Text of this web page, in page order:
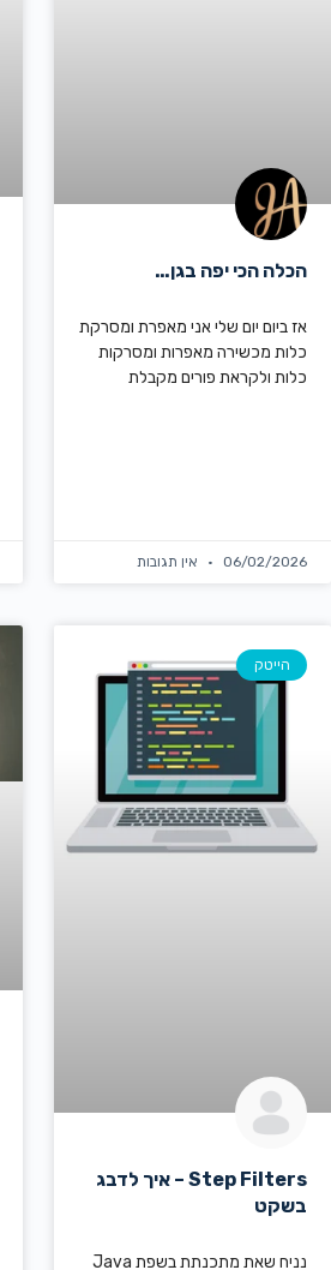
הכלה הכי יפה בגן…
אז ביום יום שלי אני מאפרת ומסרקת
כלות מכשירה מאפרות ומסרקות
כלות ולקראת פורים מקבלת
06/02/2026 אין תגובות
הייטק
Step Filters – איך לדבג
בשקט
נניח שאת מתכנתת בשפת Java